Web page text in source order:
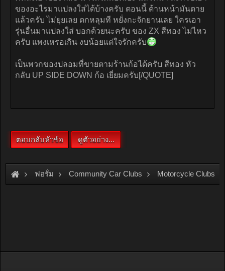
ฟอรั่ม Community Car Clubs Motorcycle Clubs